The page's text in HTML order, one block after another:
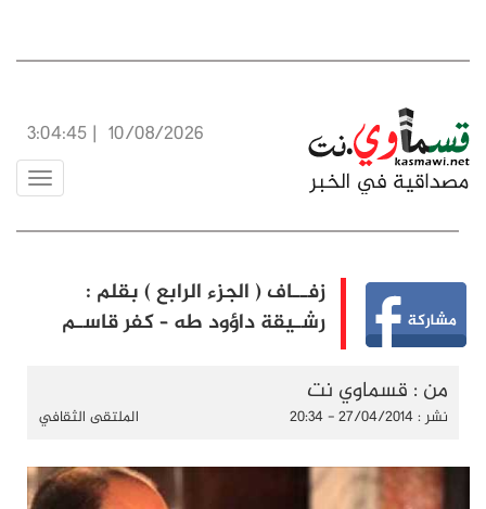
10/08/2026
|
3:04:46
Toggle
زفــاف ( الجزء الرابع ) بقلم :
رشـيقة داؤود طه – كفر قاسـم
من : قسماوي نت
نشر : 27/04/2014 - 20:34 الملتقى الثقافي